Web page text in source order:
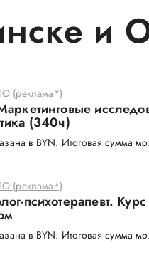
и
(реклама*)
(340ч)
в BYN. Итоговая сумма
(реклама*)
психотерапевт.
в BYN. Итоговая сумма